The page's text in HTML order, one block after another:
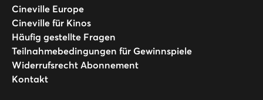
Cineville Europe
Cineville für Kinos
Häufig gestellte Fragen
Teilnahmebedingungen für Gewinnspiele
Widerrufsrecht Abonnement
Kontakt